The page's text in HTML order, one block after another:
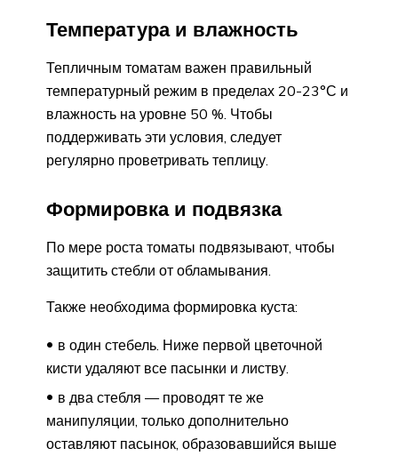
Температура и влажность
Тепличным томатам важен правильный
температурный режим в пределах 20-23°С и
влажность на уровне 50 %. Чтобы
поддерживать эти условия, следует
регулярно проветривать теплицу.
Формировка и подвязка
По мере роста томаты подвязывают, чтобы
защитить стебли от обламывания.
Также необходима формировка куста:
в один стебель. Ниже первой цветочной
кисти удаляют все пасынки и листву.
в два стебля — проводят те же
манипуляции, только дополнительно
оставляют пасынок, образовавшийся выше